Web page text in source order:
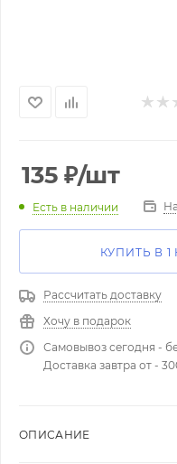
135 ₽/шт
Есть в наличии
КУПИТЬ В 1
Рассчитать доставку
Хочу в подарок
Самовывоз сегодня -
Доставка завтра от -
ОПИСАНИЕ